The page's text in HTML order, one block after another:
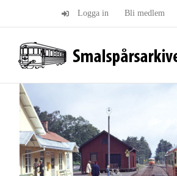
Logga in Bli medlem